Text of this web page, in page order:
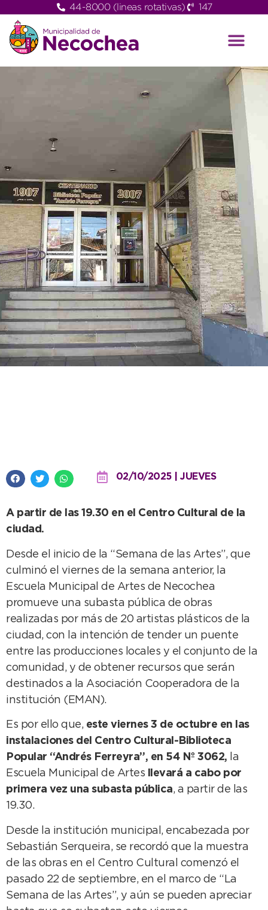
44-8000 (lineas rotativas) 147
02/10/2025 | JUEVES
A partir de las 19.30 en el Centro Cultural de la
ciudad.
Desde el inicio de la “Semana de las Artes”, que
culminó el viernes de la semana anterior, la
Escuela Municipal de Artes de Necochea
promueve una subasta pública de obras
realizadas por más de 20 artistas plásticos de la
ciudad, con la intención de tender un puente
entre las producciones locales y el conjunto de la
comunidad, y de obtener recursos que serán
destinados a la Asociación Cooperadora de la
institución (EMAN).
Es por ello que, este viernes 3 de octubre en las
instalaciones del Centro Cultural-Biblioteca
Popular “Andrés Ferreyra”, en 54 Nº 3062,
la
Escuela Municipal de Artes
llevará a cabo por
primera vez una subasta pública, a partir de las
19.30.
Desde la institución municipal, encabezada por
Sebastián Serqueira, se recordó que la muestra
de las obras en el Centro Cultural comenzó el
pasado 22 de septiembre, en el marco de “La
Semana de las Artes”, y aún se pueden apreciar